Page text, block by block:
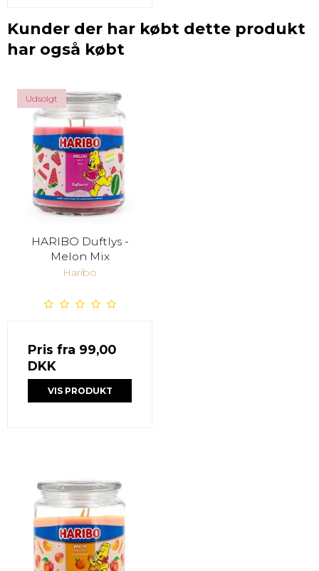
Kunder der har købt dette produkt
har også købt
Udsolgt
HARIBO Duftlys -
Melon Mix
Haribo
Pris fra 99,00
DKK
VIS PRODUKT